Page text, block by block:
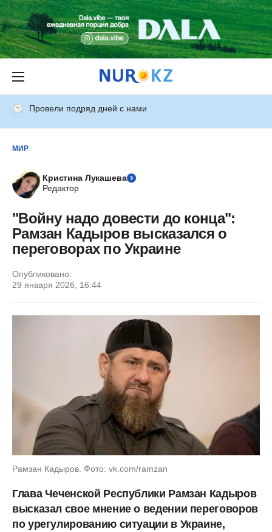
Провели подряд дней с нами
МИР
Кристина Лукашева
Редактор
"Войну надо довести до конца":
Рамзан Кадыров высказался о
переговорах по Украине
Опубликовано:
29 января 2026, 16:44
Рамзан Кадыров. Фото: vk.com/ramzan
Глава Чеченской Республики Рамзан Кадыров
высказал свое мнение о ведении переговоров
по урегулированию ситуации в Украине,